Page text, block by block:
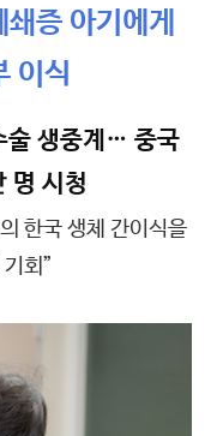
증 아기에게
이식
술 생중계… 중국
명 시청
한국 생체 간이식을
회”